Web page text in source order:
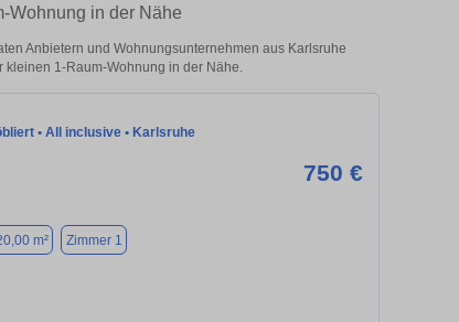
Wohnung in der Nähe
Anbietern und Wohnungsunternehmen aus Karlsruhe
1-Raum-Wohnung in der Nähe.
• All inclusive • Karlsruhe
750 €
m² Zimmer 1